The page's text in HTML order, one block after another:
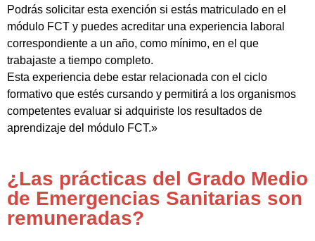
Podrás solicitar esta exención si estás matriculado en el
módulo FCT y puedes acreditar una experiencia laboral
correspondiente a un año, como mínimo, en el que
trabajaste a tiempo completo.
Esta experiencia debe estar relacionada con el ciclo
formativo que estés cursando y permitirá a los organismos
competentes evaluar si adquiriste los resultados de
aprendizaje del módulo FCT.»
¿Las prácticas del Grado Medio
de Emergencias Sanitarias son
remuneradas?